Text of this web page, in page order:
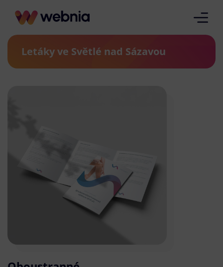
Letáky ve Světlé nad Sázavou